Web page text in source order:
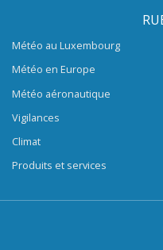
Météo au Luxembourg
Météo en Europe
Météo aéronautique
Vigilances
Climat
Produits et services